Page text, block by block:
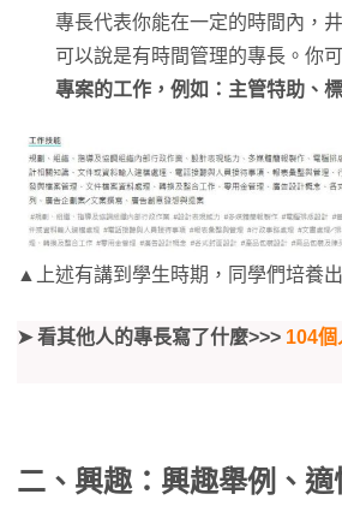
專長代表你能在一定的時間內，
可以說是有時間管理的專長。你
專案的工作，例如：主管特助、
▲上述有講到學生時期，同學們培養
➤ 看其他人的專長寫了什麼>>> 104個
二、興趣 ：興趣舉例、